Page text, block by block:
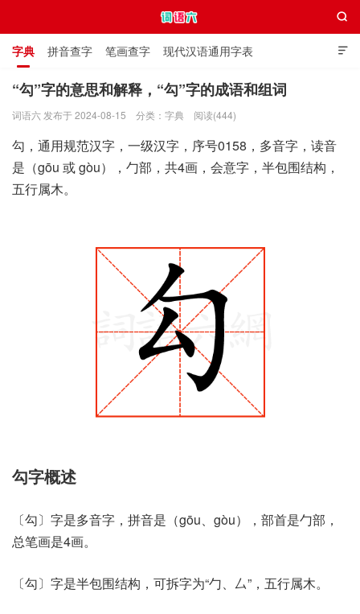

字典 拼音查字 笔画查字 现代汉语通用字表
通用规范汉字表 叠字大全 独体字大全 极简英语词典

“勾”字的意思和解释，“勾”字的成语和组词
词语六 发布于 2024-08-15 分类： 字典 阅读(444)
勾，通用规范汉字，一级汉字，序号0158，多音字，读音
是（gōu 或 gòu），勹部，共4画，会意字，半包围结构，
五行属木。
勾字概述
〔勾〕字是多音字，拼音是（gōu、gòu），部首是勹部，
总笔画是4画。
〔勾〕字是半包围结构，可拆字为“勹、厶”，五行属木。